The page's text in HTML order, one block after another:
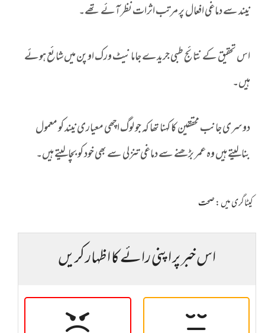
نیند سے دماغی افعال پر مرتب اثرات نظر آئے تھے۔
اس تحقیق کے نتائج طبی جریدے جاما نیٹ ورک اوپن میں شائع ہوئے
ہیں۔
دوسری جانب محققین کا کہنا تھا کہ جو لوگ اچھی معیاری نیند کو معمول
بنالیتے ہیں وہ عمر بڑھنے سے دماغی تنزلی سے بھی خود کو بچالیتے ہیں۔
کیٹاگری میں :صحت
اس خبر پر اپنی رائے کا اظہار کریں